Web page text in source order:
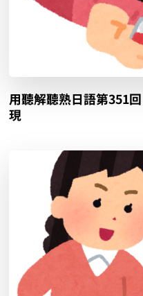
用聽解聽熟日語第351
現